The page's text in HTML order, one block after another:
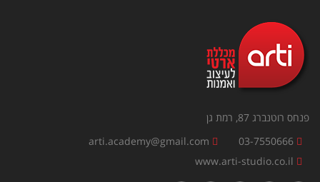
פנחס רוטנברג 87, רמת גן
03-7550666
arti.academy@gmail.com
www.arti-studio.co.il